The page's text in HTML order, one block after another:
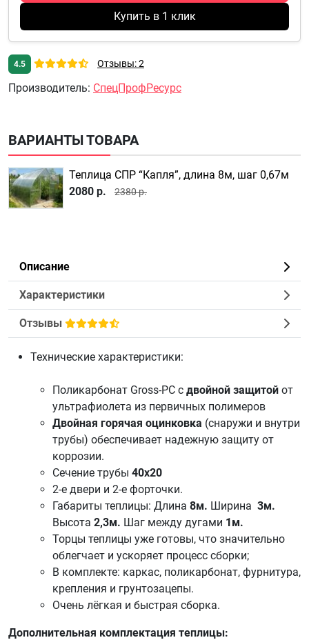
Купить в 1 клик
4.5 Отзывы: 2
Производитель: СпецПрофРесурс
ВАРИАНТЫ ТОВАРА
Теплица СПР “Капля”, длина 8м, шаг 0,67м
2080 р.
2380 р.
Описание
Характеристики
Отзывы
Технические характеристики:
Поликарбонат Gross-PC с двойной защитой от
ультрафиолета из первичных полимеров
Двойная горячая оцинковка (снаружи и внутри
трубы) обеспечивает надежную защиту от
коррозии.
Сечение трубы 40х20
2-е двери и 2-е форточки.
Габариты теплицы: Длина 8м. Ширина 3м.
Высота 2,3м. Шаг между дугами 1м.
Торцы теплицы уже готовы, что значительно
облегчает и ускоряет процесс сборки;
В комплекте: каркас, поликарбонат, фурнитура,
крепления и грунтозацепы.
Очень лёгкая и быстрая сборка.
Дополнительная комплектация теплицы: